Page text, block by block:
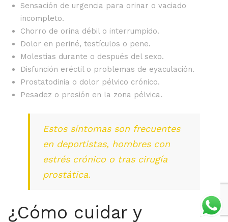
Sensación de urgencia para orinar o vaciado
incompleto.
Chorro de orina débil o interrumpido.
Dolor en periné, testículos o pene.
Molestias durante o después del sexo.
Disfunción eréctil o problemas de eyaculación.
Prostatodinia o dolor pélvico crónico.
Pesadez o presión en la zona pélvica.
Estos síntomas son frecuentes
en deportistas, hombres con
estrés crónico o tras cirugía
prostática.
¿Cómo cuidar y